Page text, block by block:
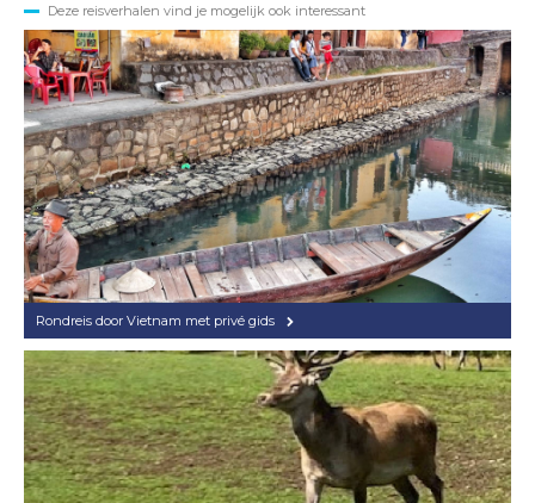
Deze reisverhalen vind je mogelijk ook interessant
Rondreis door Vietnam met privé gids